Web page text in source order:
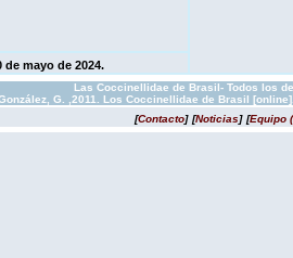
de mayo de 2024.
Las Coccinellidae de Brasil- Todos los
G. ,2011. Los Coccinellidae de Brasil
[Contacto] [Noticias] [Equipo